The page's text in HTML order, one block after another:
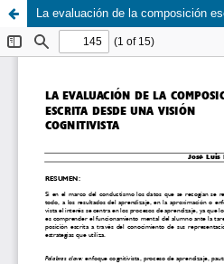
La evaluación de la composición